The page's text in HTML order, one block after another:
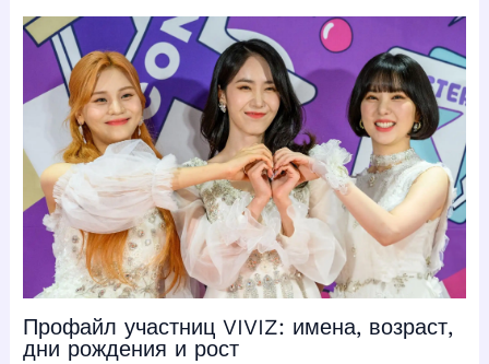
Профайл участниц VIVIZ: имена, возраст,
дни рождения и рост